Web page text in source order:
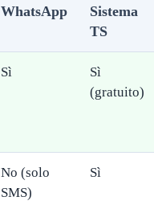
WhatsApp
Sistema
TS
Sì
Sì
(gratuito)
No (solo
SMS)
Sì